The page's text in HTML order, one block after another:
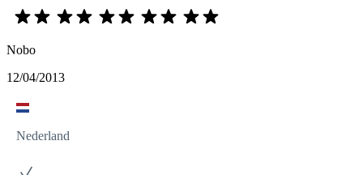
Nobo
12/04/2013
Nederland